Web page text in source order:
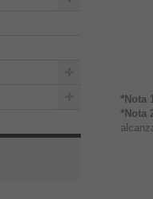
*Nota
*Nota